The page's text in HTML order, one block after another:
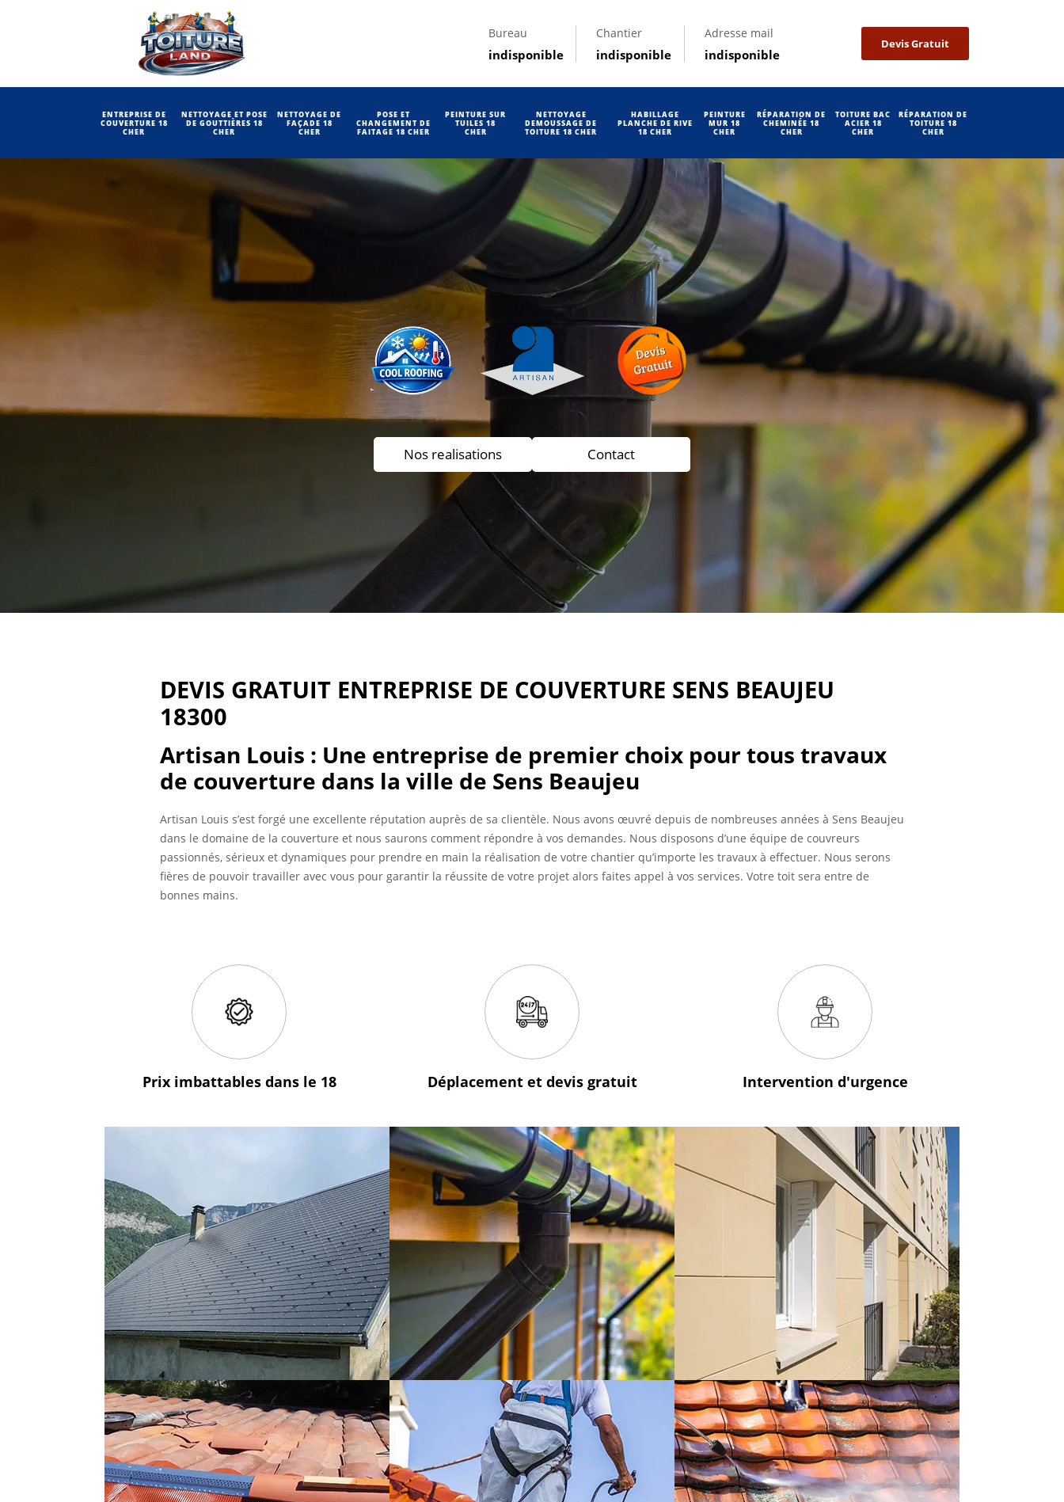
Bureau
indisponible
Chantier
indisponible
Adresse mail
indisponible
Devis Gratuit
ENTREPRISE DE
COUVERTURE 18
CHER
NETTOYAGE ET POSE
DE GOUTTIÈRES 18
CHER
NETTOYAGE DE
FAÇADE 18
CHER
POSE ET
CHANGEMENT DE
FAITAGE 18 CHER
PEINTURE SUR
TUILES 18
CHER
NETTOYAGE
DEMOUSSAGE DE
TOITURE 18 CHER
HABILLAGE
PLANCHE DE RIVE
18 CHER
PEINTURE
MUR 18
CHER
RÉPARATION DE
CHEMINÉE 18
CHER
TOITURE BAC
ACIER 18
CHER
RÉPARATION DE
TOITURE 18
CHER
Nos realisations Contact
DEVIS GRATUIT ENTREPRISE DE COUVERTURE SENS BEAUJEU
18300
Artisan Louis : Une entreprise de premier choix pour tous travaux
de couverture dans la ville de Sens Beaujeu
Artisan Louis s’est forgé une excellente réputation auprès de sa clientèle. Nous avons œuvré depuis de nombreuses années à Sens Beaujeu
dans le domaine de la couverture et nous saurons comment répondre à vos demandes. Nous disposons d’une équipe de couvreurs
passionnés, sérieux et dynamiques pour prendre en main la réalisation de votre chantier qu’importe les travaux à effectuer. Nous serons
fières de pouvoir travailler avec vous pour garantir la réussite de votre projet alors faites appel à vos services. Votre toit sera entre de
bonnes mains.
Prix imbattables dans le 18 Déplacement et devis gratuit Intervention d'urgence